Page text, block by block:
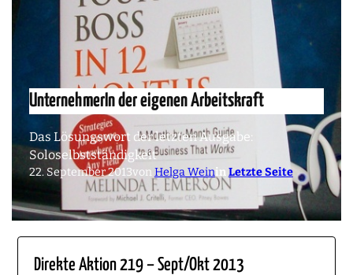
UnternehmerIn der eigenen Arbeitskraft
Das Lösungswort der letzten Ausgabe:
Soloselbstständigkeit
22. September 2013von Helga WeininLetzte Seite
Direkte Aktion 219 – Sept/Okt 2013